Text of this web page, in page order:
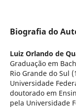
Biografia do
Luiz Orlando de
Graduação em
Rio Grande do Sul
Universidade
doutorado em
pela Universidade